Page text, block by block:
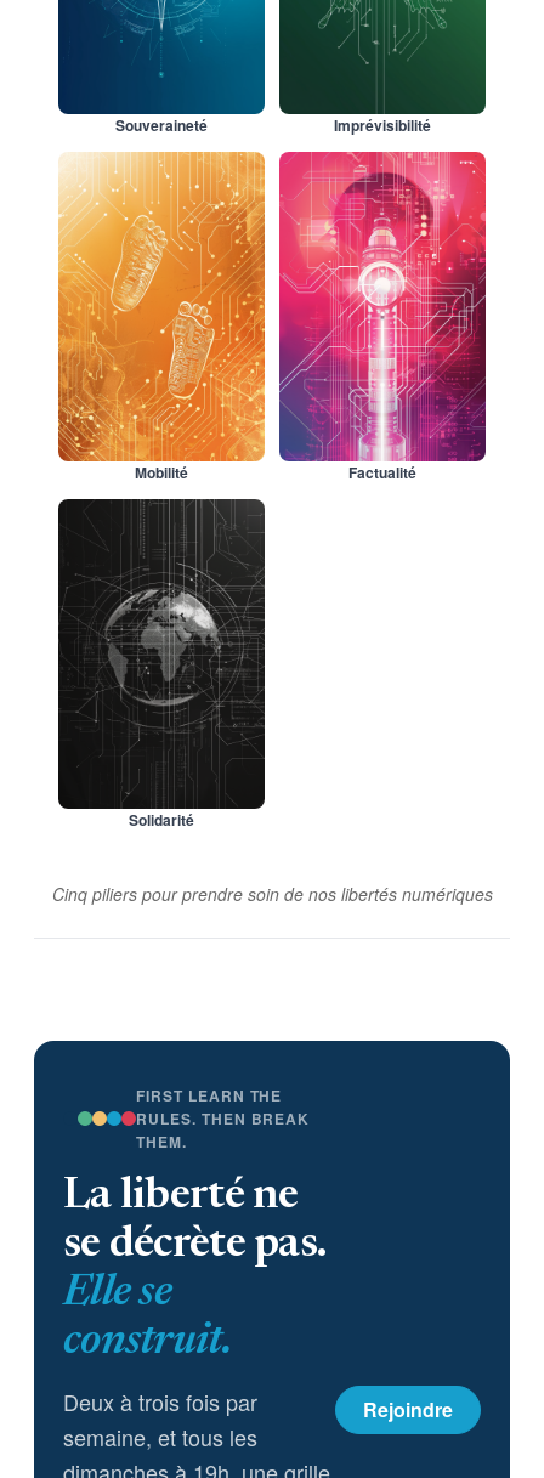
Souveraineté Imprévisibilité
Mobilité Factualité
Solidarité
Cinq piliers pour prendre soin de nos libertés numériques
FIRST LEARN THE
RULES. THEN BREAK
THEM.
La liberté ne
se décrète pas.
Elle se
construit.
Deux à trois fois par
semaine, et tous les
Rejoindre